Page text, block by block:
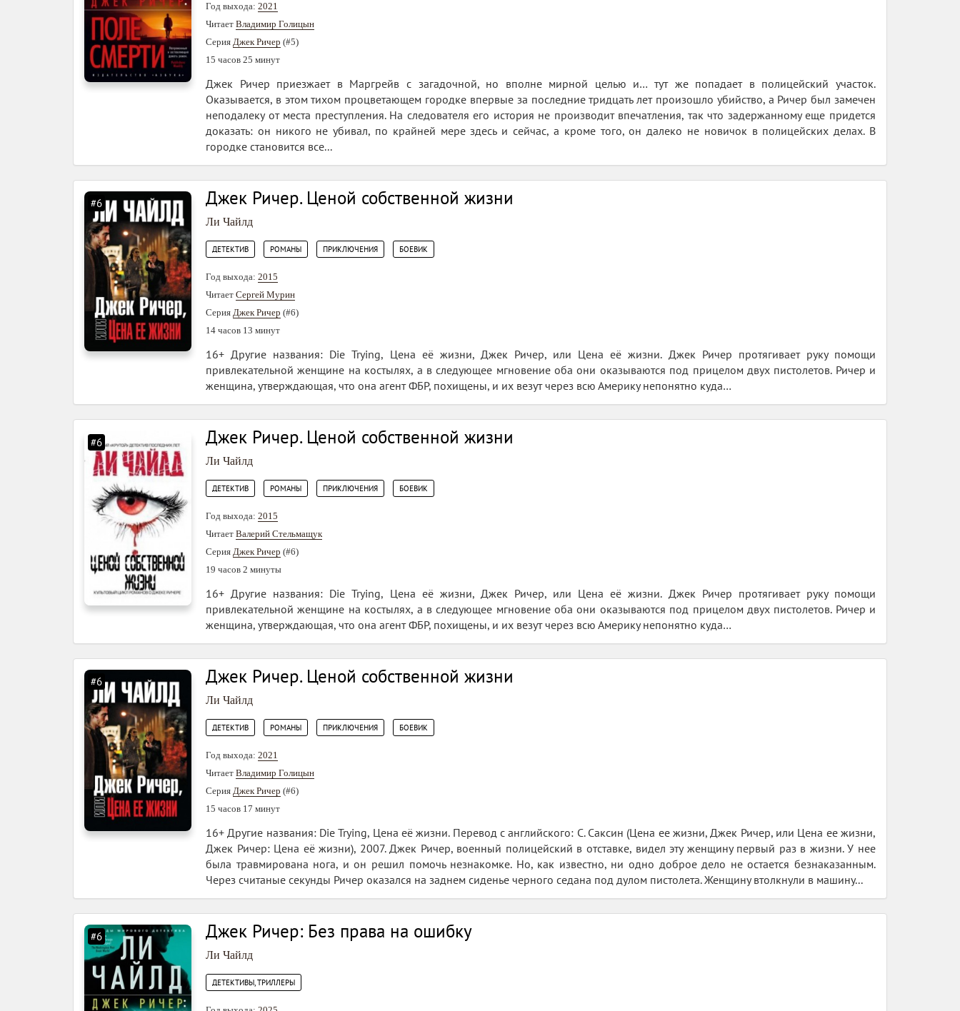
Год выхода: 2021
Читает Владимир Голицын
Серия Джек Ричер (#5)
15 часов 25 минут
Джек Ричер приезжает в Маргрейв с загадочной, но вполне мирной целью и… тут же попадает в полицейский участок.
Оказывается, в этом тихом процветающем городке впервые за последние тридцать лет произошло убийство, а Ричер был замечен
неподалеку от места преступления. На следователя его история не производит впечатления, так что задержанному еще придется
доказать: он никого не убивал, по крайней мере здесь и сейчас, а кроме того, он далеко не новичок в полицейских делах. В
городке становится все...
#6 Джек Ричер. Ценой собственной жизни
Ли Чайлд
ДЕТЕКТИВ РОМАНЫ ПРИКЛЮЧЕНИЯ БОЕВИК
Год выхода: 2015
Читает Сергей Мурин
Серия Джек Ричер (#6)
14 часов 13 минут
16+ Другие названия: Die Trying, Цена её жизни, Джек Ричер, или Цена её жизни. Джек Ричер протягивает руку помощи
привлекательной женщине на костылях, а в следующее мгновение оба они оказываются под прицелом двух пистолетов. Ричер и
женщина, утверждающая, что она агент ФБР, похищены, и их везут через всю Америку непонятно куда…
#6 Джек Ричер. Ценой собственной жизни
Ли Чайлд
ДЕТЕКТИВ РОМАНЫ ПРИКЛЮЧЕНИЯ БОЕВИК
Год выхода: 2015
Читает Валерий Стельмащук
Серия Джек Ричер (#6)
19 часов 2 минуты
16+ Другие названия: Die Trying, Цена её жизни, Джек Ричер, или Цена её жизни. Джек Ричер протягивает руку помощи
привлекательной женщине на костылях, а в следующее мгновение оба они оказываются под прицелом двух пистолетов. Ричер и
женщина, утверждающая, что она агент ФБР, похищены, и их везут через всю Америку непонятно куда…
#6 Джек Ричер. Ценой собственной жизни
Ли Чайлд
ДЕТЕКТИВ РОМАНЫ ПРИКЛЮЧЕНИЯ БОЕВИК
Год выхода: 2021
Читает Владимир Голицын
Серия Джек Ричер (#6)
15 часов 17 минут
16+ Другие названия: Die Trying, Цена её жизни. Перевод с английского: С. Саксин (Цена ее жизни, Джек Ричер, или Цена ее жизни,
Джек Ричер: Цена её жизни), 2007. Джек Ричер, военный полицейский в отставке, видел эту женщину первый раз в жизни. У нее
была травмирована нога, и он решил помочь незнакомке. Но, как известно, ни одно доброе дело не остается безнаказанным.
Через считаные секунды Ричер оказался на заднем сиденье черного седана под дулом пистолета. Женщину втолкнули в машину...
#6 Джек Ричер: Без права на ошибку
Ли Чайлд
ДЕТЕКТИВЫ, ТРИЛЛЕРЫ